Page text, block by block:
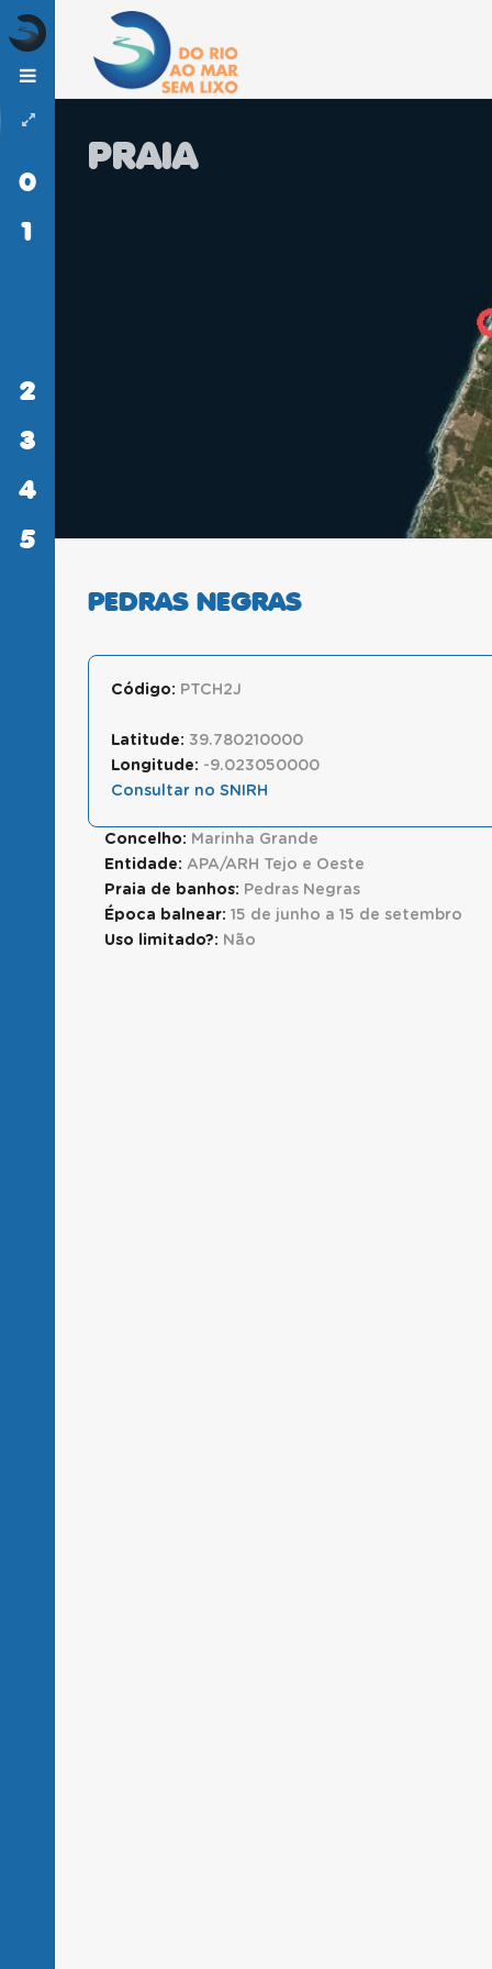
0
1
2
3
4
5
SABER
PRAIA
PEDRAS NEGRAS
Código: PTCH2J
Latitude: 39.780210000
Longitude: -9.023050000
Consultar no SNIRH
Concelho: Marinha Grande
Entidade: APA/ARH Tejo e Oeste
Praia de banhos: Pedras Negras
Época balnear: 15 de junho a 15 de setembro
Uso limitado?: Não